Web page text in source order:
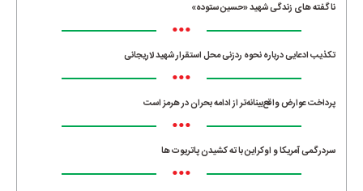
ناگفته های زندگی شهید «حسین ستوده»
•••
تکذیب ادعایی درباره نحوه ردزنی محل استقرار شهید لاریجانی
•••
پرداخت عوارض واقع‌بینانه‌تر از ادامه بحران در هرمز است
•••
سردرگمی آمریکا و اوکراین با ته کشیدن پاتریوت ها
•••